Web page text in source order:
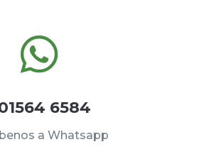

6584
a Whatsapp